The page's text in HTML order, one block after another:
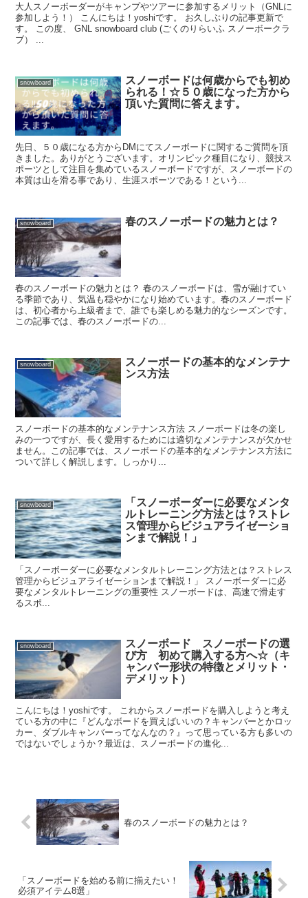
大人スノーボーダーがキャンプやツアーに参加するメリット（GNLに
参加しよう！） こんにちは！yoshiです。 お久しぶりの記事更新で
す。 この度、 GNL snowboard club (ごくのりらいふ スノーボークラ
ブ） ...
snowboard
スノーボードは何歳からでも初め
られる！☆５０歳になった方から
頂いた質問に答えます。
先日、５０歳になる方からDMにてスノーボードに関するご質問を頂
きました。ありがとうございます。オリンピック種目になり、競技ス
ポーツとして注目を集めているスノーボードですが、スノーボードの
本質は山を滑る事であり、生涯スポーツである！という...
snowboard 春のスノーボードの魅力とは？
春のスノーボードの魅力とは？ 春のスノーボードは、雪が融けてい
る季節であり、気温も穏やかになり始めています。春のスノーボード
は、初心者から上級者まで、誰でも楽しめる魅力的なシーズンです。
この記事では、春のスノーボードの...
snowboard
スノーボードの基本的なメンテナ
ンス方法
スノーボードの基本的なメンテナンス方法 スノーボードは冬の楽し
みの一つですが、長く愛用するためには適切なメンテナンスが欠かせ
ません。この記事では、スノーボードの基本的なメンテナンス方法に
ついて詳しく解説します。しっかり...
snowboard
「スノーボーダーに必要なメンタ
ルトレーニング方法とは？ストレ
ス管理からビジュアライゼーショ
ンまで解説！」
「スノーボーダーに必要なメンタルトレーニング方法とは？ストレス
管理からビジュアライゼーションまで解説！」 スノーボーダーに必
要なメンタルトレーニングの重要性 スノーボードは、高速で滑走す
るスポ...
snowboard
スノーボード スノーボードの選
び方 初めて購入する方へ☆（キ
ャンバー形状の特徴とメリット・
デメリット）
こんにちは！yoshiです。 これからスノーボードを購入しようと考え
ている方の中に『どんなボードを買えばいいの？キャンバーとかロッ
カー、ダブルキャンバーってなんなの？』って思っている方も多いの
ではないでしょうか？最近は、スノーボードの進化...
春のスノーボードの魅力とは？
「スノーボードを始める前に揃えたい！
必須アイテム8選」